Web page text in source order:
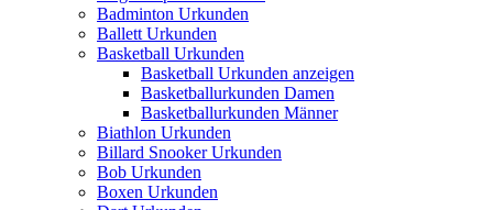
Badminton Urkunden
Ballett Urkunden
Basketball Urkunden
Basketball Urkunden anzeigen
Basketballurkunden Damen
Basketballurkunden Männer
Biathlon Urkunden
Billard Snooker Urkunden
Bob Urkunden
Boxen Urkunden